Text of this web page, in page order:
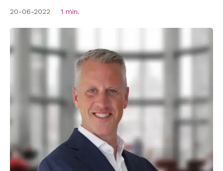
20-06-2022 1 min.